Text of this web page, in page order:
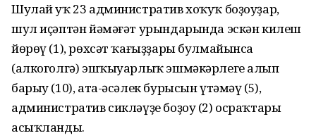
Шулай уҡ 23 административ хоҡуҡ боҙоуҙар,
шул иҫәптән йәмәғәт урындарында эскән килеш
йөрөү (1), рөхсәт ҡағыҙҙары булмайынса
(алкоголгә) эшҡыуарлыҡ эшмәкәрлеге алып
барыу (10), ата-әсәлек бурысын үтәмәү (5),
административ сикләүҙе боҙоу (2) осраҡтары
асыҡланды.